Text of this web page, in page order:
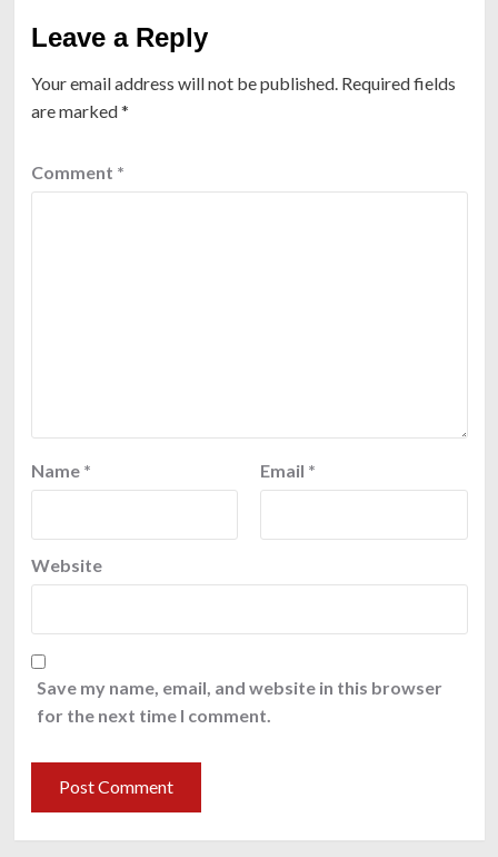
Leave a Reply
Your email address will not be published. Required fields
are marked*
Comment *
Name * Email *
Website
Save my name, email, and website in this browser
for the next time I comment.